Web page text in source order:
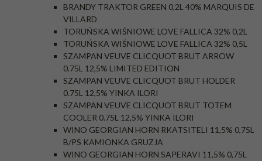
BRANDY TRAKTOR GREEN 0,2L 40% MARQUIS DE
VILLARD
TORUŃSKA WIŚNIOWE LOVE FALLICA 32% 0,2L
TORUŃSKA WIŚNIOWE LOVE FALLICA 32% 0,5L
SZAMPAN VEUVE CLICQUOT BRUT ARROW
0.75L 12,5% LIMITED EDITION
SZAMPAN VEUVE CLICQUOT BRUT HOLDER
0.75L 12,5% YINKA ILORI
SZAMPAN VEUVE CLICQUOT BRUT TOTEM
COOLER 0.75L 12,5% YINKA ILORI
WINO GEORGIAN HORN RKATSITELI 11,5% 0,75L
B/PS KAMIONKA GRUZJA
WINO GEORGIAN HORN SAPERAVI 11,5% 0,75L